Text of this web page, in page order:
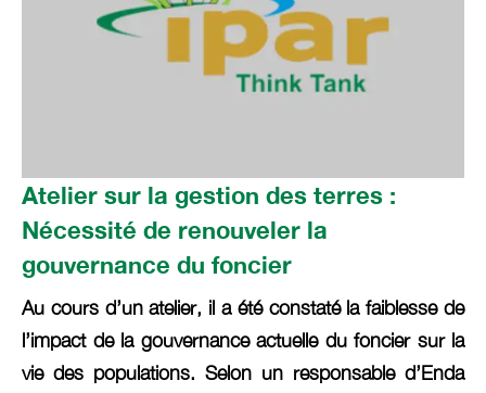
Atelier sur la gestion des terres :
Nécessité de renouveler la
gouvernance du foncier
Au cours d’un atelier, il a été constaté la faiblesse de
l’impact de la gouvernance actuelle du foncier sur la
vie des populations. Selon un responsable d’Enda